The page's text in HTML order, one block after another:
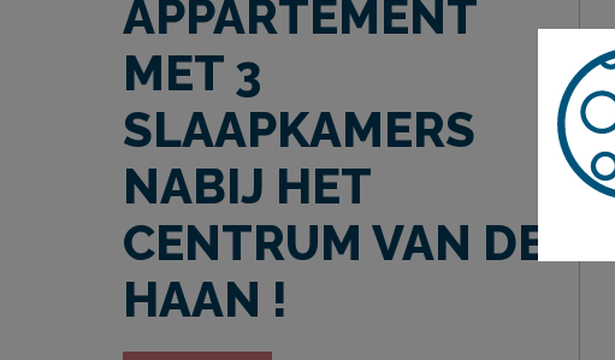
APPARTEMENT
MET 3
SLAAPKAMERS
NABIJ HET
CENTRUM VAN DE
HAAN !